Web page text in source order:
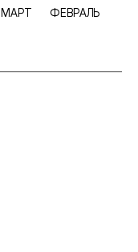
МАРТ
ФЕВРАЛЬ